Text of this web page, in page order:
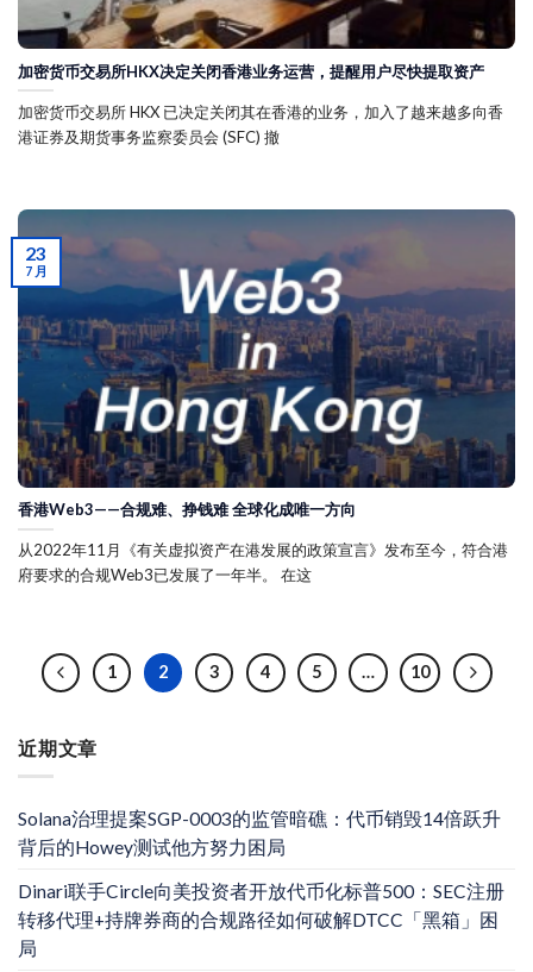
近期文章
Solana治理提案SGP-0003的监管暗礁：代币销毁14倍跃升
背后的Howey测试他方努力困局
Dinari联手Circle向美投资者开放代币化标普500：SEC注册
转移代理+持牌券商的合规路径如何破解DTCC「黑箱」困
局
加密货币交易所HKX决定关闭香港业务运营，提醒用户尽快提取资产
加密货币交易所 HKX 已决定关闭其在香港的业务，加入了越来越多向香
港证券及期货事务监察委员会 (SFC) 撤
香港Web3——合规难、挣钱难 全球化成唯一方向
从2022年11月《有关虚拟资产在港发展的政策宣言》发布至今，符合港
府要求的合规Web3已发展了一年半。 在这
23
7 月
1 2 3 4 5 … 10